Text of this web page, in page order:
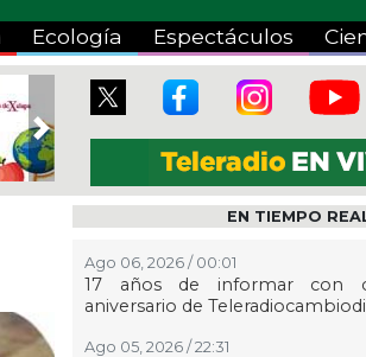
Ecología Espectáculos
Next
EN TIEMPO
Ago 06, 2026 / 00:01
17 años de informar con
aniversario de
Ago 05, 2026 / 22:31